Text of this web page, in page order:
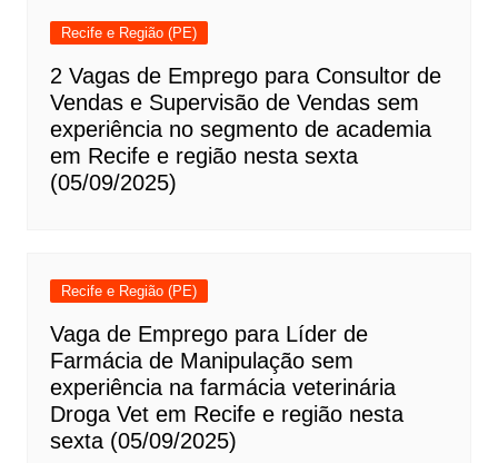
Recife e Região (PE)
2 Vagas de Emprego para Consultor de
Vendas e Supervisão de Vendas sem
experiência no segmento de academia
em Recife e região nesta sexta
(05/09/2025)
Recife e Região (PE)
Vaga de Emprego para Líder de
Farmácia de Manipulação sem
experiência na farmácia veterinária
Droga Vet em Recife e região nesta
sexta (05/09/2025)